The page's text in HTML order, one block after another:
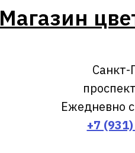
Магазин
Санкт-
Ежедневно
+7